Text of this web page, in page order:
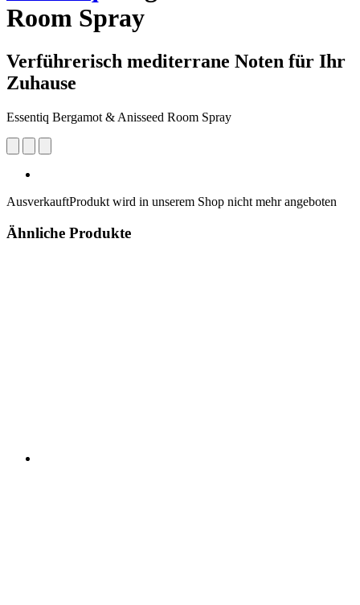
Room Spray
Verführerisch mediterrane Noten für Ihr
Zuhause
Essentiq Bergamot & Anisseed Room Spray
AusverkauftProdukt wird in unserem Shop nicht mehr angeboten
Ähnliche Produkte